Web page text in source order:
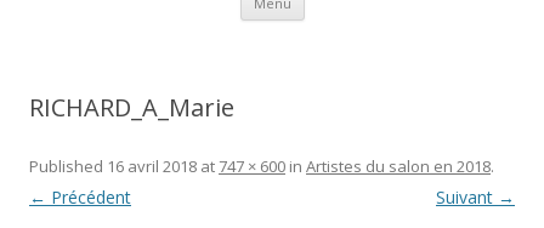
RICHARD_A_Marie
Published 16 avril 2018 at 747 × 600 in Artistes du salon en 2018.
← Précédent Suivant →